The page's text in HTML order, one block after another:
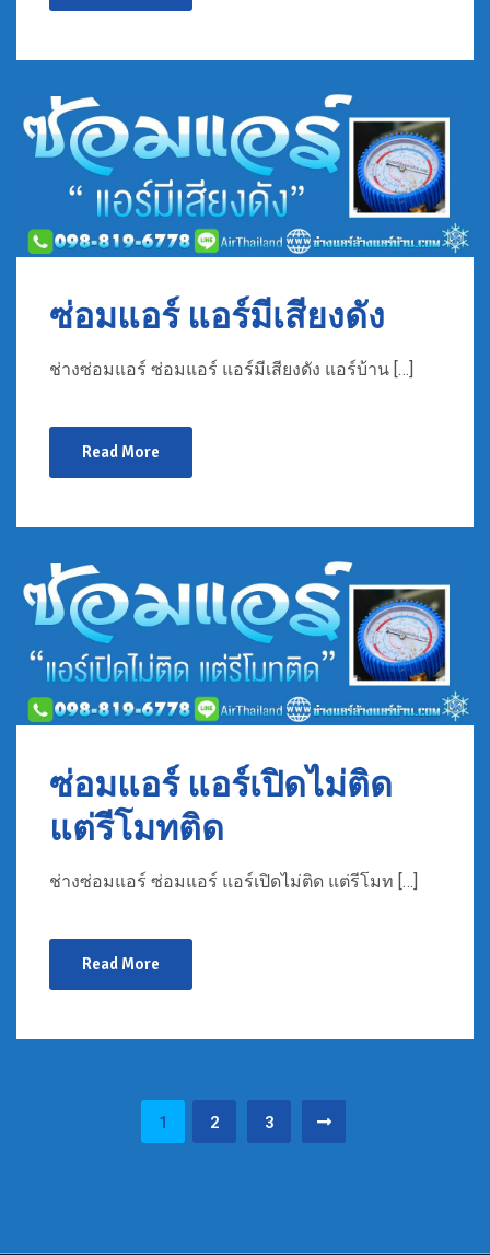
ซ่อมแอร์ แอร์มีเสียงดัง
ช่างซ่อมแอร์ ซ่อมแอร์ แอร์มีเสียงดัง แอร์บ้าน […]
Read More
ซ่อมแอร์ แอร์เปิดไม่ติด
แต่รีโมทติด
ช่างซ่อมแอร์ ซ่อมแอร์ แอร์เปิดไม่ติด แต่รีโมท […]
Read More
1 2 3